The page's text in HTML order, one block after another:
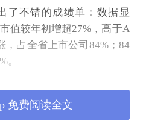
了不错的成绩单：数据显
值较年初增超27%，高于A
，占全省上市公司84%；84
。
张数据图和大家聊一聊。
免费阅读全文